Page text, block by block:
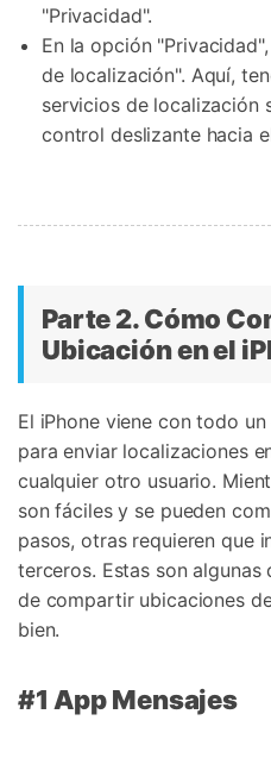
"Privacidad".
En la opción
de localización". Aquí,
servicios de localización
control deslizante hacia
Parte 2. Cómo
Ubicación en el
El iPhone viene con todo
para enviar localizaciones
cualquier otro usuario.
son fáciles y se pueden
pasos, otras requieren que
terceros. Estas son
de compartir ubicaciones
bien.
#1 App Mensajes